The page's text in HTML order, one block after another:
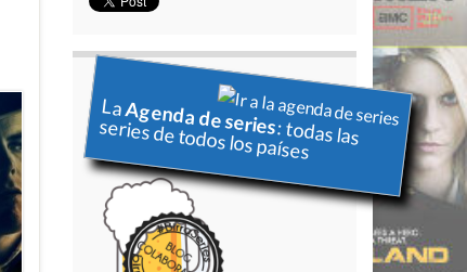
LaAgenda de series: todas las
series de todos los países